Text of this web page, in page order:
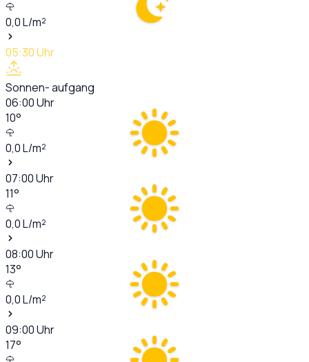
0,0L/m²
05:30Uhr
Sonnen- aufgang
06:00Uhr
10°
0,0L/m²
07:00Uhr
11°
0,0L/m²
08:00Uhr
13°
0,0L/m²
09:00Uhr
17°